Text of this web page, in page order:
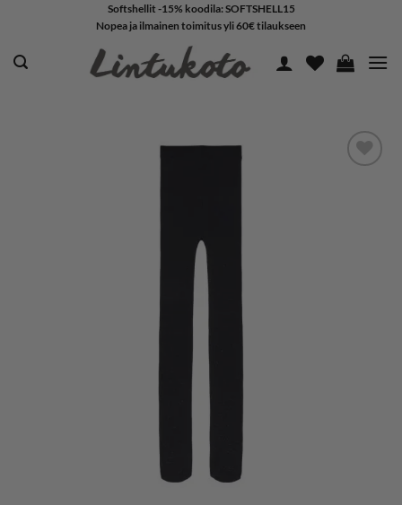
content
Softshellit -15% koodila: SOFTSHELL15
Nopea ja ilmainen toimitus yli 60€ tilaukseen